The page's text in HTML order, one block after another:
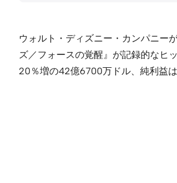
ウォルト・ディズニー・カンパニー
ズ／フォースの覚醒』が記録的なヒ
20％増の42億6700万ドル、純利益